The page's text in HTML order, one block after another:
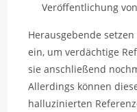
Veröffentlichung
Herausgebende
ein, um verdächtige
sie anschließend
Allerdings können
halluzinierten